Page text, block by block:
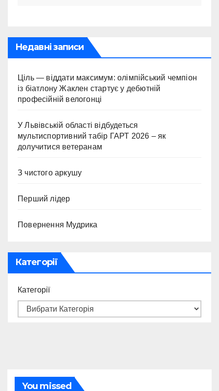
Недавні записи
Ціль — віддати максимум: олімпійський чемпіон
із біатлону Жаклен стартує у дебютній
професійній велогонці
У Львівській області відбудеться
мультиспортивний табір ГАРТ 2026 – як
долучитися ветеранам
З чистого аркушу
Перший лідер
Повернення Мудрика
Категорії
Категорії
You missed